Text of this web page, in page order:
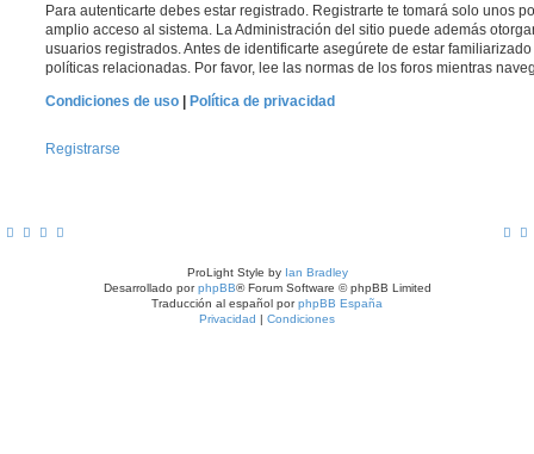
Para autenticarte debes estar registrado. Registrarte te tomará solo unos
amplio acceso al sistema. La Administración del sitio puede además
usuarios registrados. Antes de identificarte asegúrete de estar
políticas relacionadas. Por favor, lee las normas de los foros mientras
Condiciones de uso | Política de privacidad
Registrarse
ProLight Style by Ian Bradley
Desarrollado porphpBB® Forum Software © phpBB Limited
Traducción al español porphpBB España
Privacidad | Condiciones